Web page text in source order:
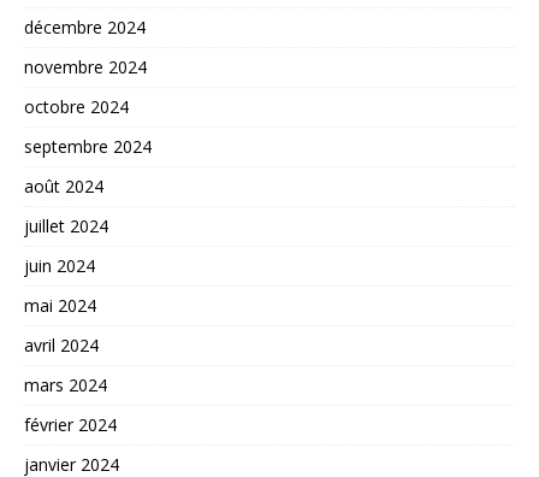
décembre 2024
novembre 2024
octobre 2024
septembre 2024
août 2024
juillet 2024
juin 2024
mai 2024
avril 2024
mars 2024
février 2024
janvier 2024